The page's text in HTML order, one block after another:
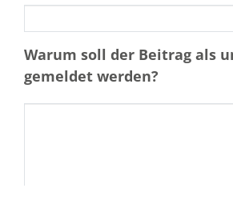
Warum soll der Beitrag als
gemeldet werden?